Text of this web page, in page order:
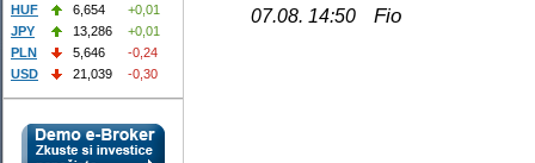
07.08. 14:50 Fio
HUF
6,654
+0,01
JPY
13,286
+0,01
PLN
5,646
-0,24
USD
21,039 -0,30